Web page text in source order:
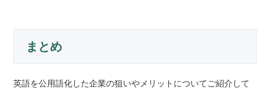
まとめ
英語を公用語化した企業の狙いやメリットについてご紹介して